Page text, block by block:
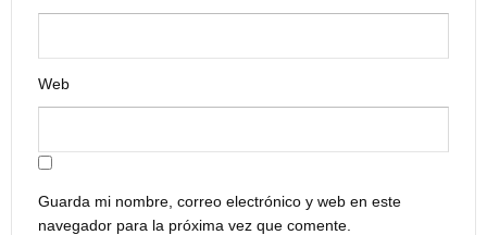
Web
Guarda mi nombre, correo electrónico y web en este
navegador para la próxima vez que comente.